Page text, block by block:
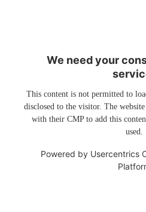
We need your
This content is not permitted to
disclosed to the visitor. The
with their CMP to add this
used.
Powered by Usercentrics